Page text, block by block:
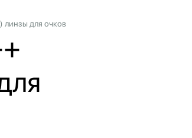
линзы для очков